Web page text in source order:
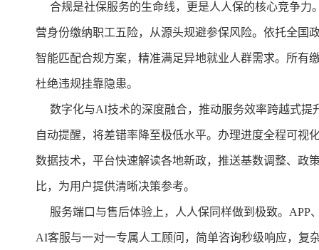
合规是社保服务的生命线，更是人人保的核心竞争力
营身份缴纳职工五险，从源头规避参保风险。依托全国
智能匹配合规方案，精准满足异地就业人群需求。所有
杜绝违规挂靠隐患。
数字化与AI技术的深度融合，推动服务效率跨越式提
自动提醒，将差错率降至极低水平。办理进度全程可视
数据技术，平台快速解读各地新政，推送基数调整、政
比，为用户提供清晰决策参考。
服务端口与售后体验上，人人保同样做到极致。APP
AI客服与一对一专属人工顾问，简单咨询秒级响应，复